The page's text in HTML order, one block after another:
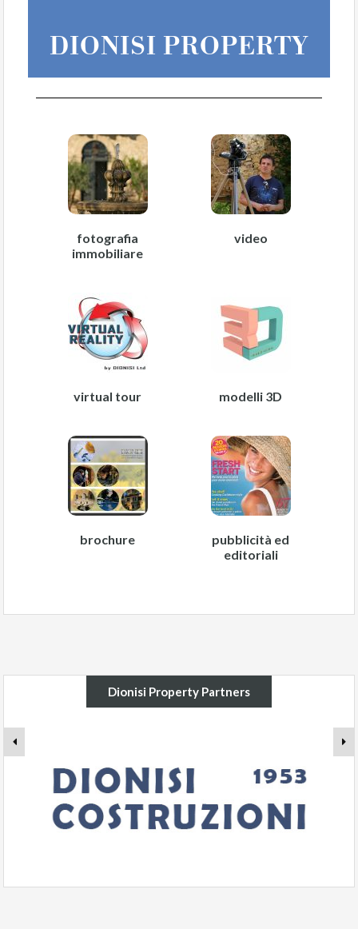
DIONISI PROPERTY
fotografia
immobiliare
video
virtual tour modelli 3D
brochure
pubblicità ed
editoriali
Dionisi Property Partners